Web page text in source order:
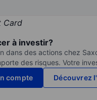
à investir?
dans des actions chez
des risques. Votre
compte
Découvrez